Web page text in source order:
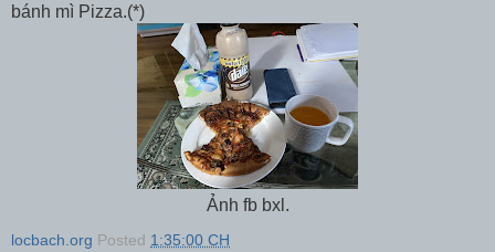
bánh mì Pizza.(*)
Ảnh fb bxl.
locbach.org Posted 1:35:00 CH